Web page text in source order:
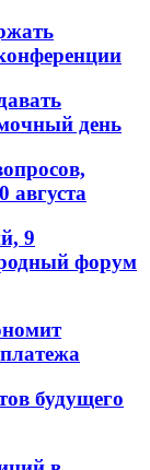
день
августа
9
форум
будущего